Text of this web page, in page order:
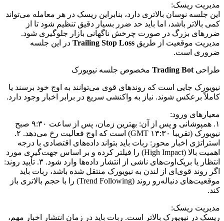
مدیریت ریسک:
این جلسه نوسان بالاتری دارد، بنابراین ریسک در هر معامله می‌تواند
کمی بالاتر باشد، اما باید حد ضرر بسیار دقیق تنظیم شود تا از
ضررهای بزرگ در صورت چرخش ناگهانی بازار جلوگیری شود.
مدیریت موقعیت از طریق Trailing Stop Loss در این جلسه
ضروری است.
طراحی Trading Bot مخصوص جلسه نیویورک
نیویورک جایی است که روندهای قوی می‌توانند به اوج خود برسند یا
کاملاً برعکس شوند. نیاز به واکنشی سریع در برابر اخبار وجود دارد.
معیارهای ورود:
۱. همپوشانی و پس از آن: بهترین زمان، پس از ساعت ۹:۳۰ صبح
نیویورک (تقریباً ۱۳:۳۰ GMT) است که اوج فعالیت رخ می‌دهد. ۲.
استراتژی اخبار محور: ربات باید بتواند داده‌های اقتصادی با درجه
اهمیت بالا (High Impact) را فیلتر کرده و بر اساس جهت‌گیری مورد
انتظار یا بریک‌اوت‌های ناشی از انتشار داده‌ها وارد شود. ۳. تأیید روند:
اگر روند قوی‌ای از لندن به نیویورک منتقل شده باشد، ربات باید
موقعیت‌های دنباله‌رو روند (Trend Following) را با حجم بالاتری باز
کند.
مدیریت ریسک:
ریسک در نیویورک بالاتر است. ربات باید در زمان انتشار اخبار مهم،